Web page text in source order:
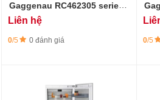
Gaggenau RC462305 series
400 - 305L, ngăn đông mềm
Liên hệ
0/5 0 đánh giá 0/5